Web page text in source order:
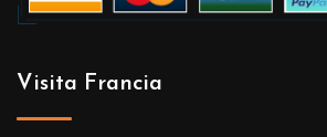
Visita Francia